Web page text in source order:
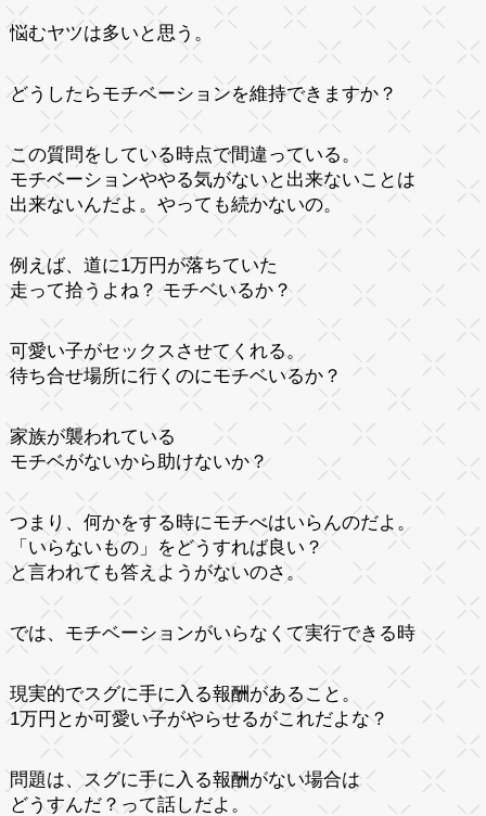
悩むヤツは多いと思う。
どうしたらモチベーションを維持できますか？
この質問をしている時点で間違っている。
モチベーションややる気がないと出来ないことは
出来ないんだよ。やっても続かないの。
例えば、道に1万円が落ちていた
走って拾うよね？ モチベいるか？
可愛い子がセックスさせてくれる。
待ち合せ場所に行くのにモチベいるか？
家族が襲われている
モチベがないから助けないか？
つまり、何かをする時にモチべはいらんのだよ。
「いらないもの」をどうすれば良い？
と言われても答えようがないのさ。
では、モチベーションがいらなくて実行できる時
現実的でスグに手に入る報酬があること。
1万円とか可愛い子がやらせるがこれだよな？
問題は、スグに手に入る報酬がない場合は
どうすんだ？って話しだよ。